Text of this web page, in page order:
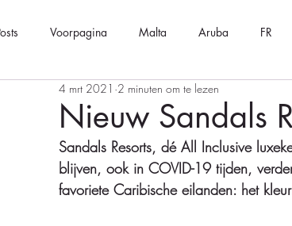
Voorpagina Malta Aruba FR
Nieuw Sandals
4 mrt 2021 2 minuten om te lezen
Sandals Resorts, dé All Inclusive
blijven, ook in COVID-19 tijden,
favoriete Caribische eilanden: het